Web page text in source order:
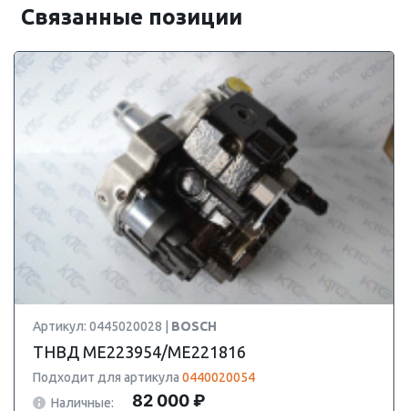
Связанные позиции
Артикул: 0445020028 | BOSCH
ТНВД ME223954/ME221816
Подходит для артикула 0440020054
Наличные:
82 000 ₽